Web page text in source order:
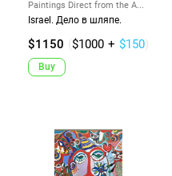
Paintings Direct from the A...
Israel. Дело в шляпе.
$1150 ($1000 + $150)
Buy